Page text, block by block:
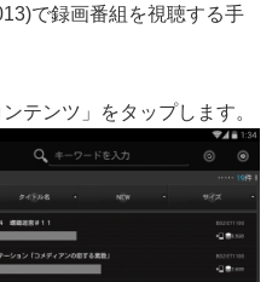
で録画番組を視聴する手
テンツ」をタップします。